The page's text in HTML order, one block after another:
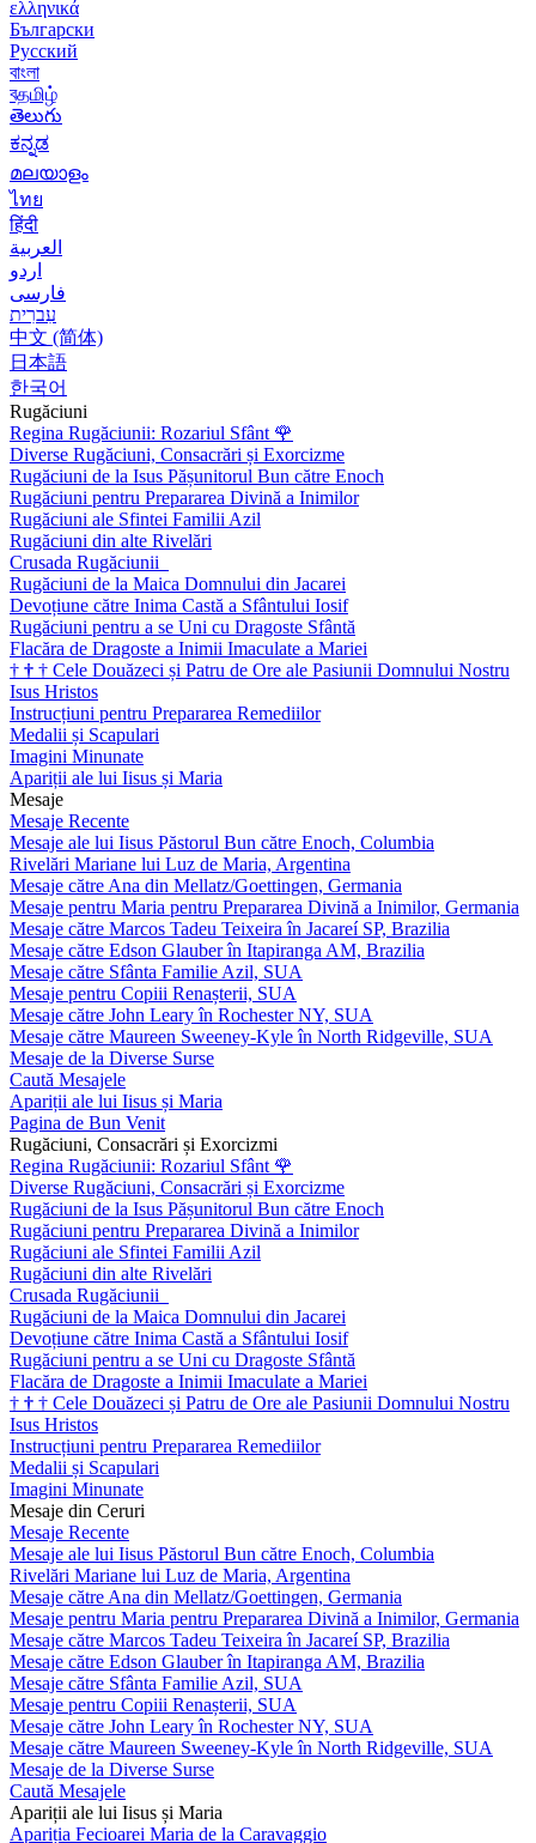
ελληνικά
Български
Русский
বাংলা
বதமிழ்
తెలుగు
ಕನ್ನಡ
മലയാളം
ไทย
हिंदी
العربية
اردو
فارسی
עִברִית
中文 (简体)
日本語
한국어
Rugăciuni
Regina Rugăciunii: Rozariul Sfânt 🌹
Diverse Rugăciuni, Consacrări și Exorcizme
Rugăciuni de la Isus Pășunitorul Bun către Enoch
Rugăciuni pentru Prepararea Divină a Inimilor
Rugăciuni ale Sfintei Familii Azil
Rugăciuni din alte Rivelări
Crusada Rugăciunii
Rugăciuni de la Maica Domnului din Jacarei
Devoțiune către Inima Castă a Sfântului Iosif
Rugăciuni pentru a se Uni cu Dragoste Sfântă
Flacăra de Dragoste a Inimii Imaculate a Mariei
† † † Cele Douăzeci și Patru de Ore ale Pasiunii Domnului Nostru
Isus Hristos
Instrucțiuni pentru Prepararea Remediilor
Medalii și Scapulari
Imagini Minunate
Apariții ale lui Iisus și Maria
Mesaje
Mesaje Recente
Mesaje ale lui Iisus Păstorul Bun către Enoch, Columbia
Rivelări Mariane lui Luz de Maria, Argentina
Mesaje către Ana din Mellatz/Goettingen, Germania
Mesaje pentru Maria pentru Prepararea Divină a Inimilor, Germania
Mesaje către Marcos Tadeu Teixeira în Jacareí SP, Brazilia
Mesaje către Edson Glauber în Itapiranga AM, Brazilia
Mesaje către Sfânta Familie Azil, SUA
Mesaje pentru Copiii Renașterii, SUA
Mesaje către John Leary în Rochester NY, SUA
Mesaje către Maureen Sweeney-Kyle în North Ridgeville, SUA
Mesaje de la Diverse Surse
Caută Mesajele
Apariții ale lui Iisus și Maria
Pagina de Bun Venit
Rugăciuni, Consacrări și Exorcizmi
Regina Rugăciunii: Rozariul Sfânt 🌹
Diverse Rugăciuni, Consacrări și Exorcizme
Rugăciuni de la Isus Pășunitorul Bun către Enoch
Rugăciuni pentru Prepararea Divină a Inimilor
Rugăciuni ale Sfintei Familii Azil
Rugăciuni din alte Rivelări
Crusada Rugăciunii
Rugăciuni de la Maica Domnului din Jacarei
Devoțiune către Inima Castă a Sfântului Iosif
Rugăciuni pentru a se Uni cu Dragoste Sfântă
Flacăra de Dragoste a Inimii Imaculate a Mariei
† † † Cele Douăzeci și Patru de Ore ale Pasiunii Domnului Nostru
Isus Hristos
Instrucțiuni pentru Prepararea Remediilor
Medalii și Scapulari
Imagini Minunate
Mesaje din Ceruri
Mesaje Recente
Mesaje ale lui Iisus Păstorul Bun către Enoch, Columbia
Rivelări Mariane lui Luz de Maria, Argentina
Mesaje către Ana din Mellatz/Goettingen, Germania
Mesaje pentru Maria pentru Prepararea Divină a Inimilor, Germania
Mesaje către Marcos Tadeu Teixeira în Jacareí SP, Brazilia
Mesaje către Edson Glauber în Itapiranga AM, Brazilia
Mesaje către Sfânta Familie Azil, SUA
Mesaje pentru Copiii Renașterii, SUA
Mesaje către John Leary în Rochester NY, SUA
Mesaje către Maureen Sweeney-Kyle în North Ridgeville, SUA
Mesaje de la Diverse Surse
Caută Mesajele
Apariții ale lui Iisus și Maria
Apariția Fecioarei Maria de la Caravaggio